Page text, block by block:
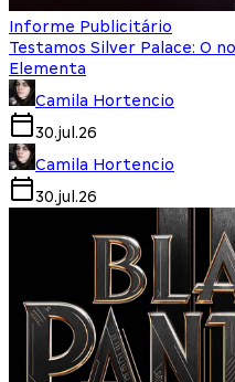
Informe Publicitário
Testamos Silver Palace: O
Elementa
Camila Hortencio
30.jul.26
Camila Hortencio
30.jul.26